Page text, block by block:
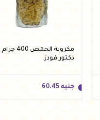
مكرونة الحمص
دكتور فودز
جنيه 60.45